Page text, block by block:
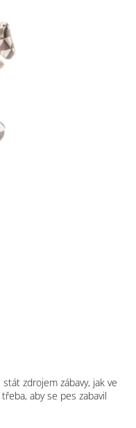
zdrojem zábavy, jak ve
aby se pes zabavil